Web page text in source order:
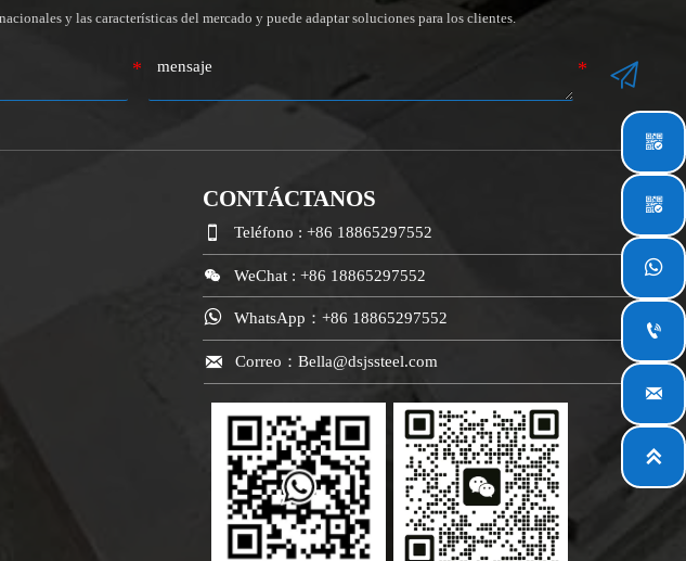
y las características del mercado y puede adaptar soluciones para los clientes.

CONTÁCTANOS
 Teléfono : +86 18865297552
 WeChat : +86 18865297552
 WhatsApp：+86 18865297552
 Correo：Bella@dsjssteel.com





